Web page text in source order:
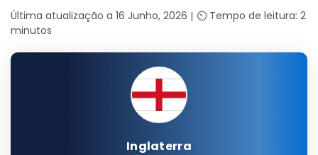
Última atualização a 16 Junho, 2026
⏲️ Tempo de leitura: 2
minutos
Inglaterra